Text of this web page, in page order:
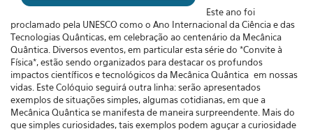
Este ano foi
proclamado pela UNESCO como o Ano Internacional da Ciência e das
Tecnologias Quânticas, em celebração ao centenário da Mecânica
Quântica. Diversos eventos, em particular esta série do *Convite à
Física*, estão sendo organizados para destacar os profundos
impactos científicos e tecnológicos da Mecânica Quântica em nossas
vidas. Este Colóquio seguirá outra linha: serão apresentados
exemplos de situações simples, algumas cotidianas, em que a
Mecânica Quântica se manifesta de maneira surpreendente. Mais do
que simples curiosidades, tais exemplos podem aguçar a curiosidade